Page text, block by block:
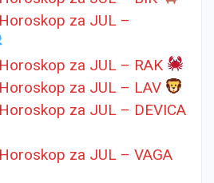
za JUL –
za JUL – RAK
za JUL – LAV
za JUL – DEVICA
za JUL – VAGA